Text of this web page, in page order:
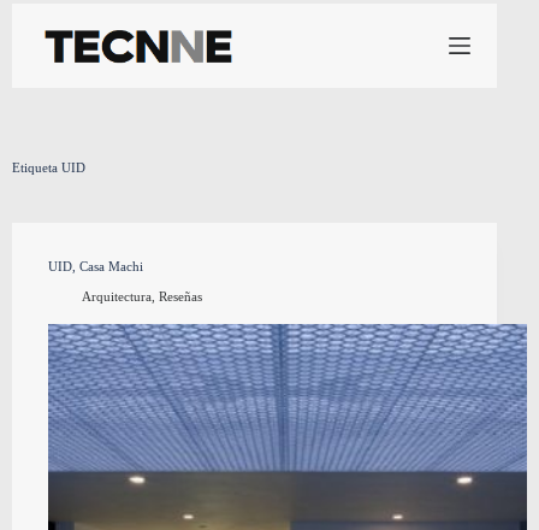
contenido
Etiqueta UID
UID, Casa Machi
Arquitectura, Reseñas